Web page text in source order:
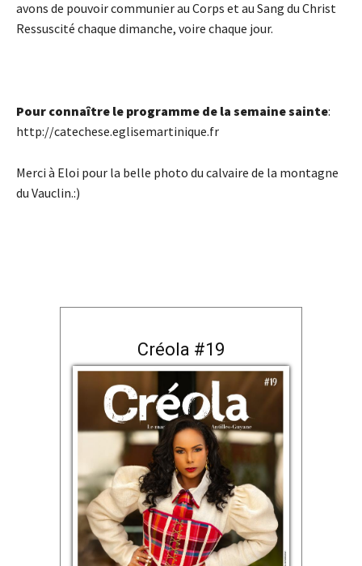
avons de pouvoir communier au Corps et au Sang du Christ
Ressuscité chaque dimanche, voire chaque jour.
Pour connaître le programme de la semaine sainte:
http://catechese.eglisemartinique.fr
Merci à Eloi pour la belle photo du calvaire de la montagne
du Vauclin.:)
Créola #19